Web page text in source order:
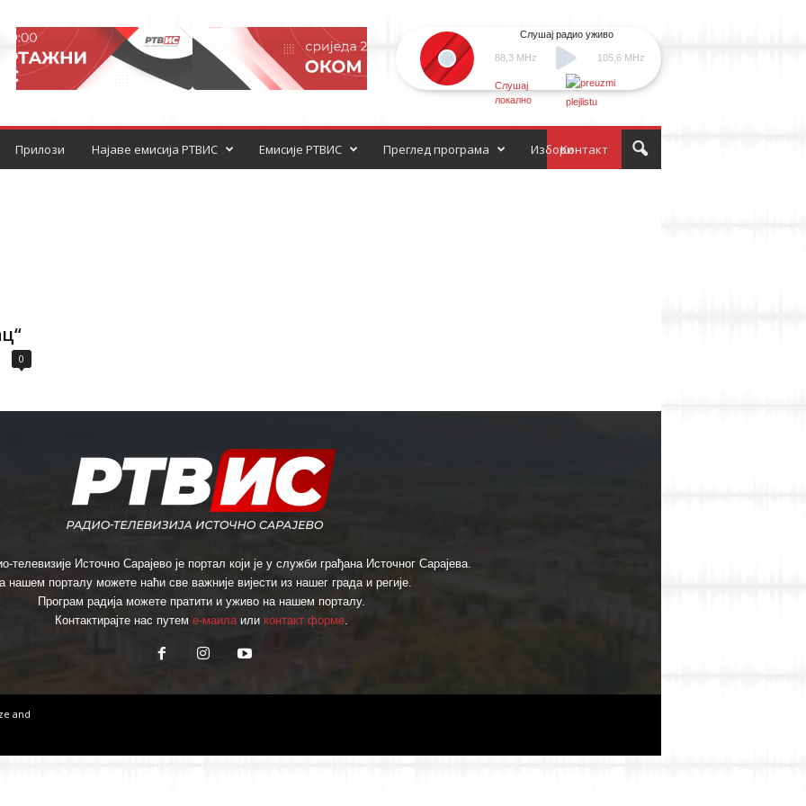
88,3 MHz
Слушај радио уживо
105,6 MHz
Слушај
локално
Прилози Најаве емисија РТВИС Емисије РТВИС Контакт
Преглед програма Избори
0
телевизије Источно Сарајево је портал који је у служби грађана Источног Сарајева.
нашем порталу можете наћи све важније вијести из нашег града и регије.
Програм радија можете пратити и уживо на нашем порталу.
Контактирајте нас путем е-маилаили контакт форме.
and